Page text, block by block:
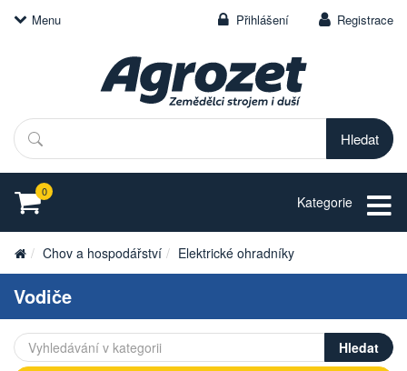
Menu Přihlášení Registrace
Hledat
0
Kategorie
Chov a hospodářství Elektrické ohradníky
Vodiče